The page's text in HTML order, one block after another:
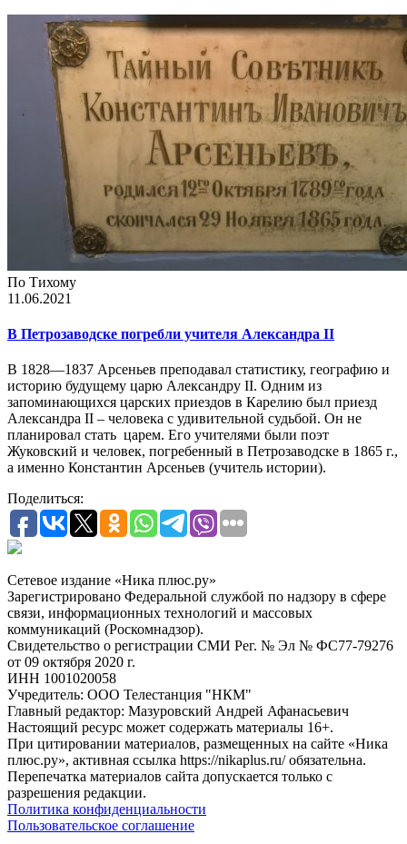
По Тихому
11.06.2021
В Петрозаводске погребли учителя Александра II
В 1828—1837 Арсеньев преподавал статистику, географию и
историю будущему царю Александру II. Одним из
запоминающихся царских приездов в Карелию был приезд
Александра II – человека с удивительной судьбой. Он не
планировал стать царем. Его учителями были поэт
Жуковский и человек, погребенный в Петрозаводске в 1865 г.,
а именно Константин Арсеньев (учитель истории).
Поделиться:
Сетевое издание «Ника плюс.ру»
Зарегистрировано Федеральной службой по надзору в сфере
связи, информационных технологий и массовых
коммуникаций (Роскомнадзор).
Свидетельство о регистрации СМИ Рег. № Эл № ФС77-79276
от 09 октября 2020 г.
ИНН 1001020058
Учредитель: ООО Телестанция "НКМ"
Главный редактор: Мазуровский Андрей Афанасьевич
Настоящий ресурс может содержать материалы 16+.
При цитировании материалов, размещенных на сайте «Ника
плюс.ру», активная ссылка https://nikaplus.ru/ обязательна.
Перепечатка материалов сайта допускается только с
разрешения редакции.
Политика конфиденциальности
Пользовательское соглашение